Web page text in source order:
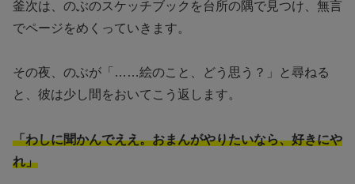
釜次は、のぶのスケッチブックを台所の隅で見つけ、無言
でページをめくっていきます。
その夜、のぶが「……絵のこと、どう思う？」と尋ねる
と、彼は少し間をおいてこう返します。
「わしに聞かんでええ。おまんがやりたいなら、好きにや
れ」